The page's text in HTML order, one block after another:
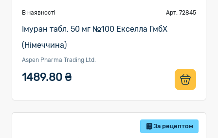
В наявності Арт. 72845
Імуран табл. 50 мг №100 Екселла ГмбХ
(Німеччина)
Aspen Pharma Trading Ltd.
1489.80 ₴
За рецептом